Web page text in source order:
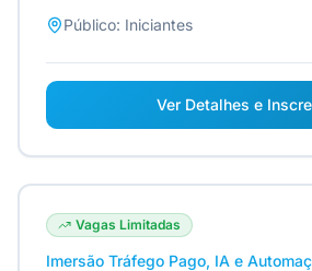
Público: Iniciantes
Ver Detalhes e
Vagas Limitadas
Imersão Tráfego Pago, IA e